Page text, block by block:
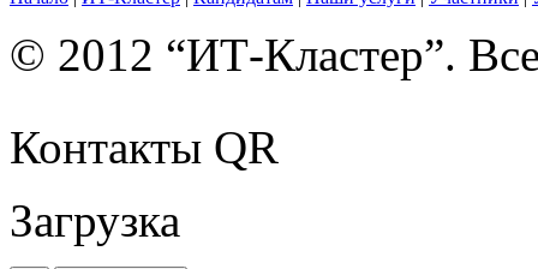
© 2012 “ИТ-Кластер”.
Контакты QR
Загрузка